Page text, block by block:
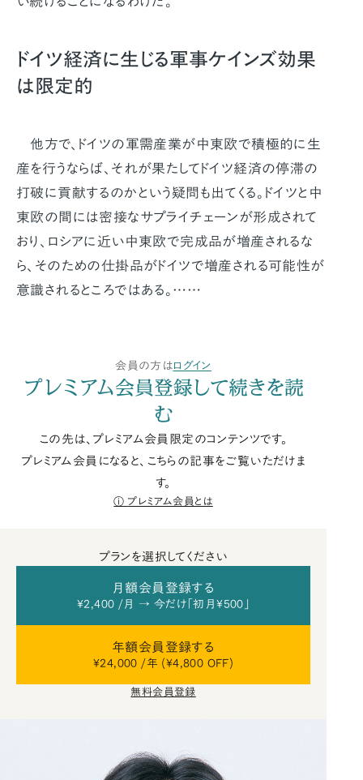
ドイツ経済に生じる軍事ケインズ効果
は限定的
他方で、ドイツの軍需産業が中東欧で積極的に生
産を行うならば、それが果たしてドイツ経済の停滞の
打破に貢献するのかという疑問も出てくる。ドイツと中
東欧の間には密接なサプライチェーンが形成されて
おり、ロシアに近い中東欧で完成品が増産されるな
ら、そのための仕掛品がドイツで増産される可能性が
意識されるところではある。……
会員の方はログイン
プレミアム会員登録して続きを読
む
この先は、プレミアム会員限定のコンテンツです。
プレミアム会員になると、こちらの記事をご覧いただけま
す。
プレミアム会員とは
プランを選択してください
月額会員登録する
¥2,400 /月 → 今だけ「初月¥500」
年額会員登録する
¥24,000 /年 (¥4,800 OFF)
無料会員登録